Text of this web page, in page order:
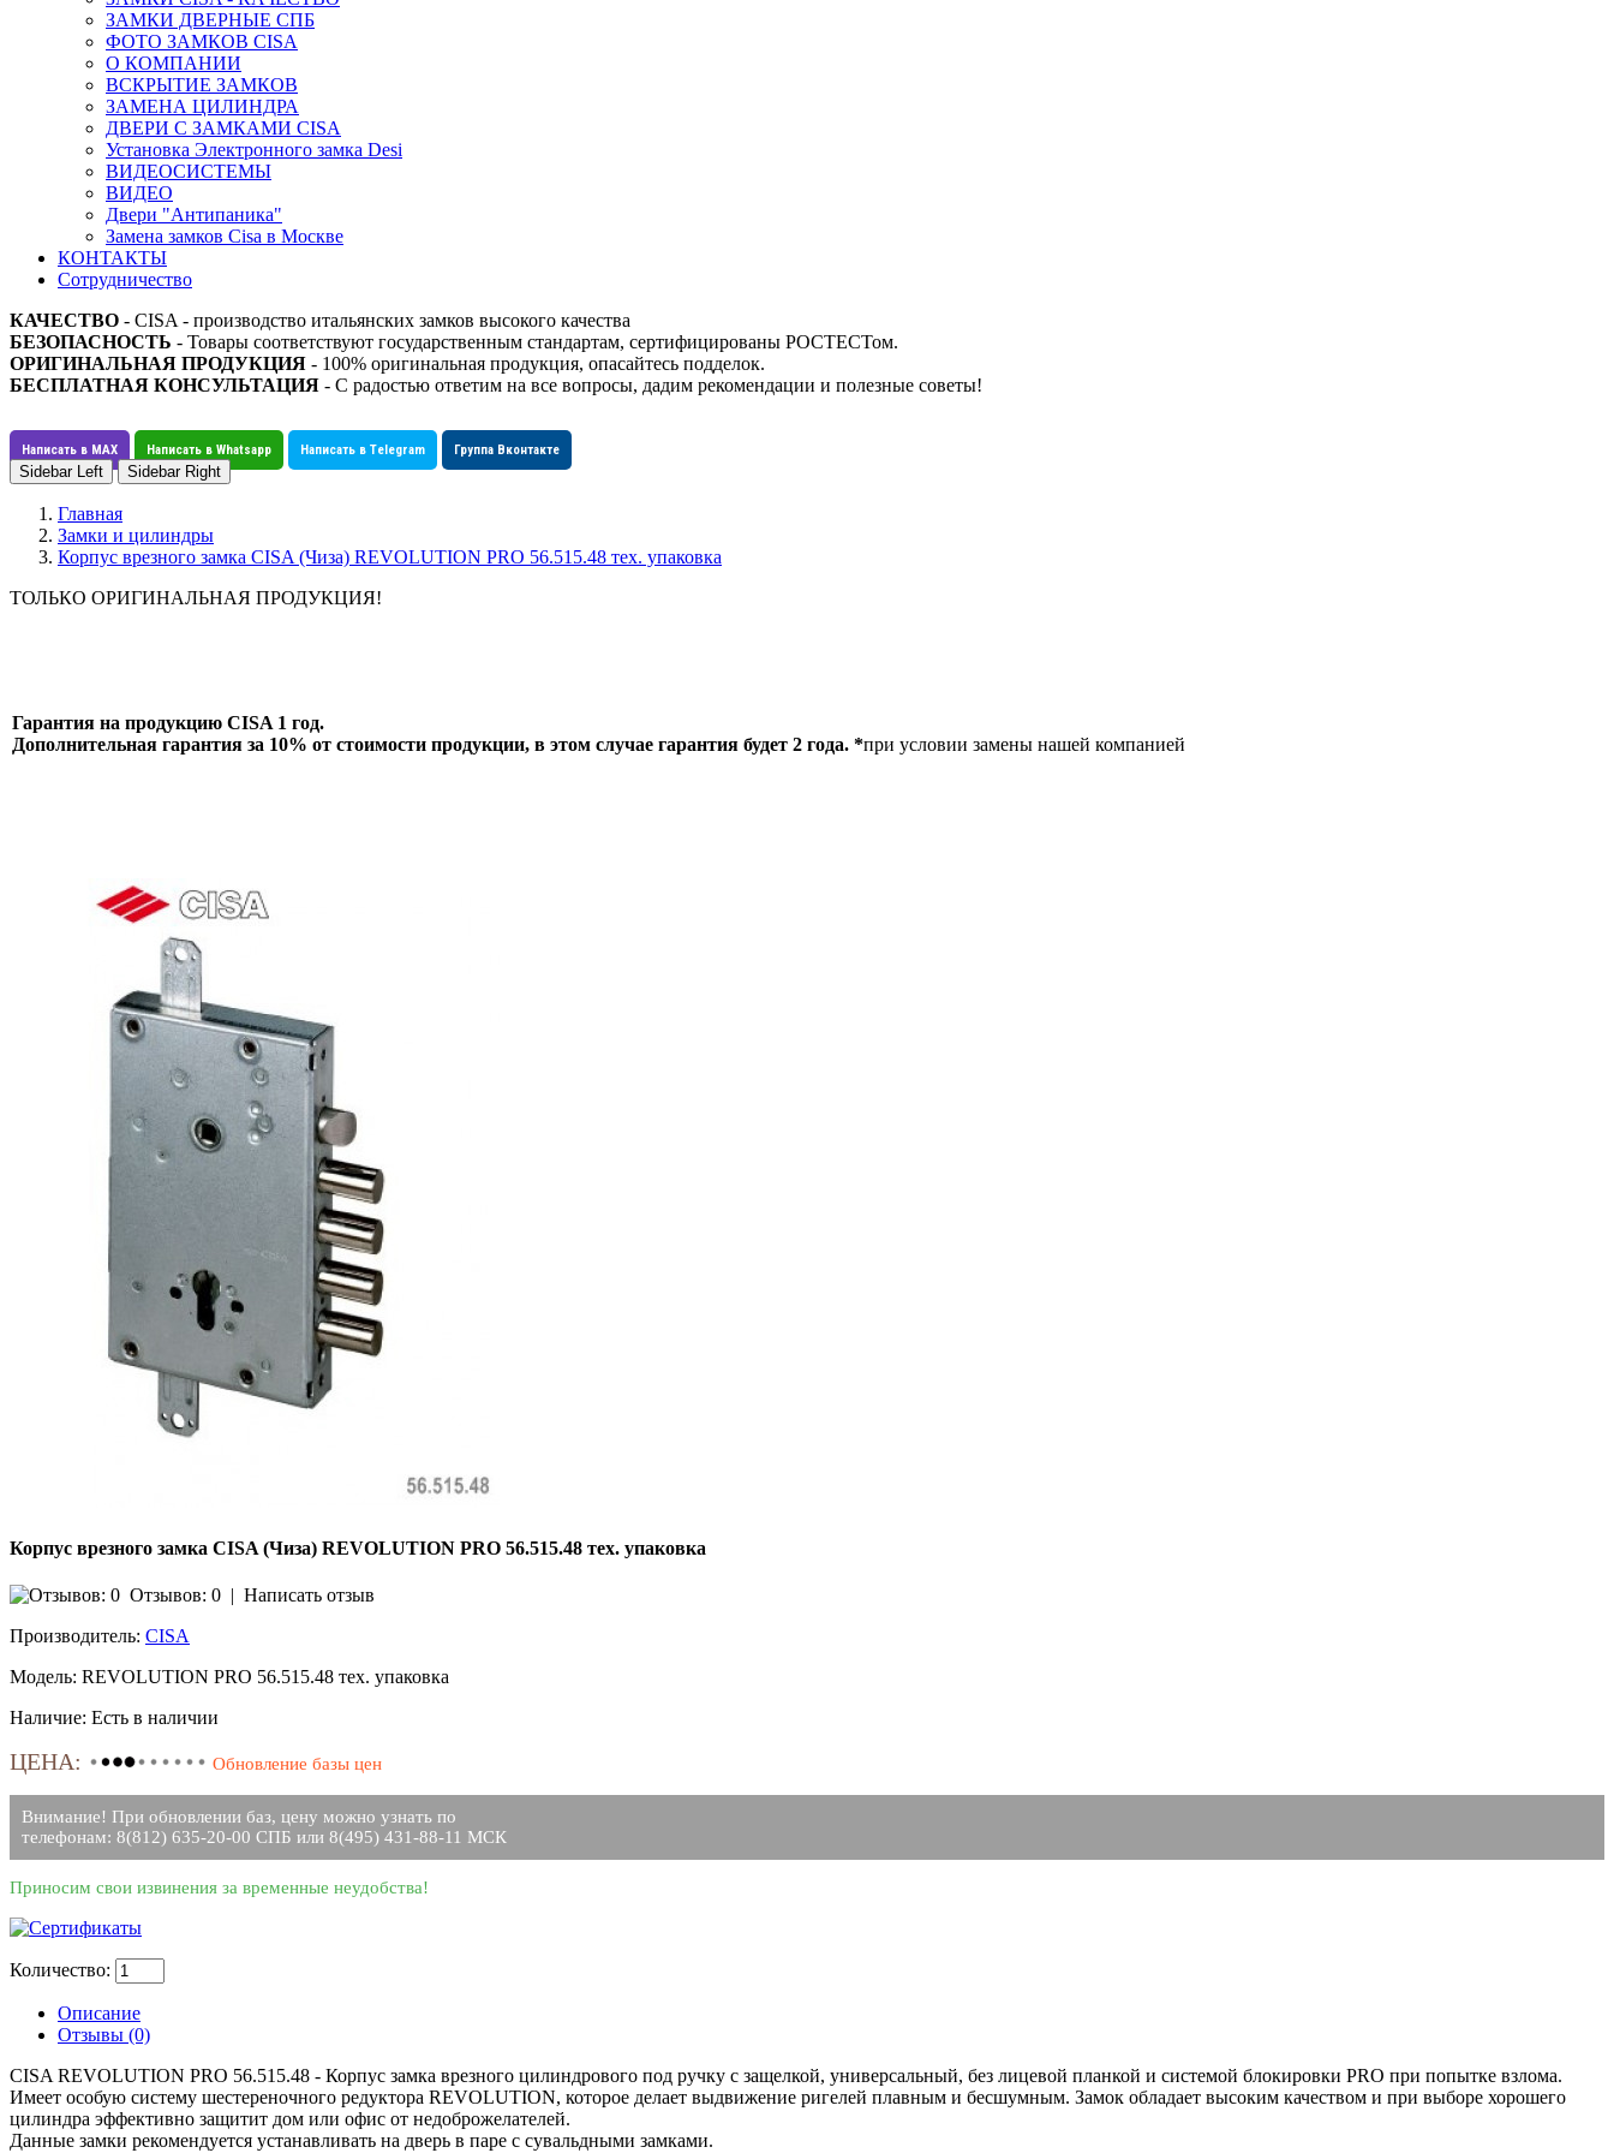
ЗАМКИ ДВЕРНЫЕ СПБ
ФОТО ЗАМКОВ CISA
О КОМПАНИИ
ВСКРЫТИЕ ЗАМКОВ
ЗАМЕНА ЦИЛИНДРА
ДВЕРИ С ЗАМКАМИ CISA
Установка Электронного замка Desi
ВИДЕОСИСТЕМЫ
ВИДЕО
Двери "Антипаника"
Замена замков Cisa в Москве
КОНТАКТЫ
Сотрудничество
КАЧЕСТВО - CISA - производство итальянских замков высокого качества
БЕЗОПАСНОСТЬ - Товары соответствуют государственным стандартам, сертифицированы РОСТЕСТом.
ОРИГИНАЛЬНАЯ ПРОДУКЦИЯ - 100% оригинальная продукция, опасайтесь подделок.
БЕСПЛАТНАЯ КОНСУЛЬТАЦИЯ - С радостью ответим на все вопросы, дадим рекомендации и полезные советы!
Написать в MAX Написать в Whatsapp Написать в Telegram Группа Вконтакте
Sidebar Left Sidebar Right
Главная
Замки и цилиндры
Корпус врезного замка CISA (Чиза) REVOLUTION PRO 56.515.48 тех. упаковка
ТОЛЬКО ОРИГИНАЛЬНАЯ ПРОДУКЦИЯ!
Гарантия на продукцию CISA 1 год.
Дополнительная гарантия за 10% от стоимости продукции, в этом случае гарантия будет 2 года. *при условии замены нашей компанией
Корпус врезного замка CISA (Чиза) REVOLUTION PRO 56.515.48 тех. упаковка
Отзывов: 0 | Написать отзыв
Производитель: CISA
Модель: REVOLUTION PRO 56.515.48 тех. упаковка
Наличие: Есть в наличии
ЦЕНА: Обновление базы цен
Внимание! При обновлении баз, цену можно узнать по
телефонам: 8(812) 635-20-00 СПБ или 8(495) 431-88-11 МСК
Приносим свои извинения за временные неудобства!
Количество:
Описание
Отзывы (0)
CISA REVOLUTION PRO 56.515.48 - Корпус замка врезного цилиндрового под ручку с защелкой, универсальный, без лицевой планкой и системой блокировки PRO при попытке взлома.
Имеет особую систему шестереночного редуктора REVOLUTION, которое делает выдвижение ригелей плавным и бесшумным. Замок обладает высоким качеством и при выборе хорошего
цилиндра эффективно защитит дом или офис от недоброжелателей.
Данные замки рекомендуется устанавливать на дверь в паре с сувальдными замками.